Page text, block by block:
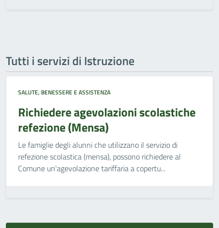
Tutti i servizi di Istruzione
SALUTE, BENESSERE E ASSISTENZA
Richiedere agevolazioni scolastiche
refezione (Mensa)
Le famiglie degli alunni che utilizzano il servizio di
refezione scolastica (mensa), possono richiedere al
Comune un'agevolazione tariffaria a copertu...